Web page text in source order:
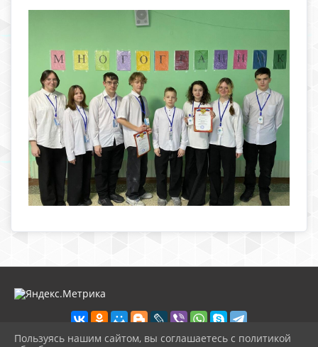
Пользуясь нашим сайтом, вы соглашаетесь с политикой